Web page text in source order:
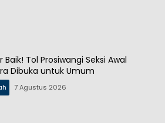
Baik! Tol Prosiwangi Seksi Awal
Dibuka untuk Umum
7 Agustus 2026